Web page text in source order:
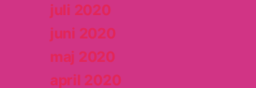
juli 2020
juni 2020
maj 2020
april 2020